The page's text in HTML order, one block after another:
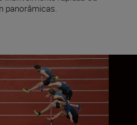
panorâmicas.